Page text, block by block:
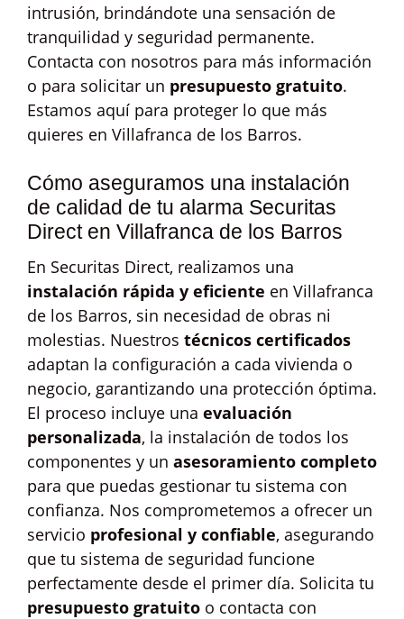
intrusión, brindándote una sensación de
tranquilidad y seguridad permanente.
Contacta con nosotros para más información
o para solicitar un presupuesto gratuito.
Estamos aquí para proteger lo que más
quieres en Villafranca de los Barros.
Cómo aseguramos una instalación
de calidad de tu alarma Securitas
Direct en Villafranca de los Barros
En Securitas Direct, realizamos una
instalación rápida y eficiente en Villafranca
de los Barros, sin necesidad de obras ni
molestias. Nuestros técnicos certificados
adaptan la configuración a cada vivienda o
negocio, garantizando una protección óptima.
El proceso incluye una evaluación
personalizada, la instalación de todos los
componentes y un asesoramiento completo
para que puedas gestionar tu sistema con
confianza. Nos comprometemos a ofrecer un
servicio profesional y confiable, asegurando
que tu sistema de seguridad funcione
perfectamente desde el primer día. Solicita tu
presupuesto gratuito o contacta con